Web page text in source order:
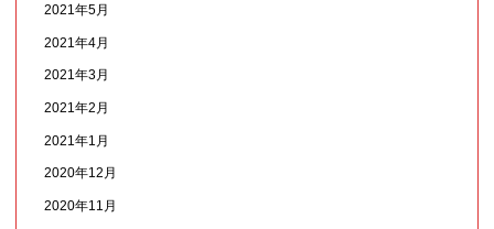
2021年5月
2021年4月
2021年3月
2021年2月
2021年1月
2020年12月
2020年11月